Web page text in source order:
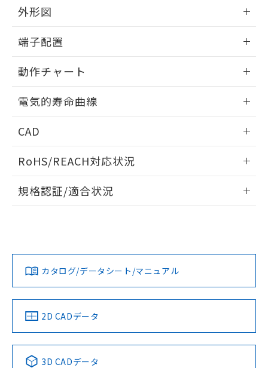
外形図
端子配置
動作チャート
電気的寿命曲線
CAD
ドすることができます。
ログイン/会員登録
ダウンロードデータをご利用いただく前に、以下を必ずお読
みください。
ソフトウェアの使用条件
RoHS/REACH対応状況
EU RoHS 注意事項・凡例
対応済み
中国 RoHS 注意事項・凡例
規格認証/適合状況
LR型式承認
（イギリス
船舶規格）
DNV型式承認
（ノルウェー
BV型式承認
（フランス
KR型式
（韓国
No No No No
カタログ/データシート/マニュアル
2D CADデータ
3D CADデータ